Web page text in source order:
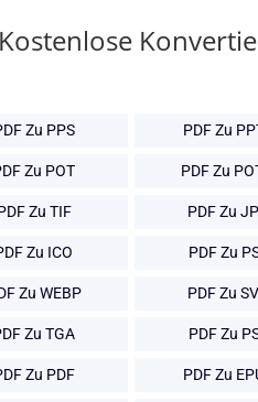
Kostenlose
Zu PPS PDF Zu
Zu POT PDF Zu
Zu TIF PDF Zu
Zu ICO PDF Zu
Zu WEBP PDF Zu
Zu TGA PDF Zu
Zu PDF PDF Zu